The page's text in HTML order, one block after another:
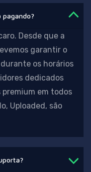
pagando?
Desde que a
garantir o
os horários
dedicados
em todos
Uploaded, são